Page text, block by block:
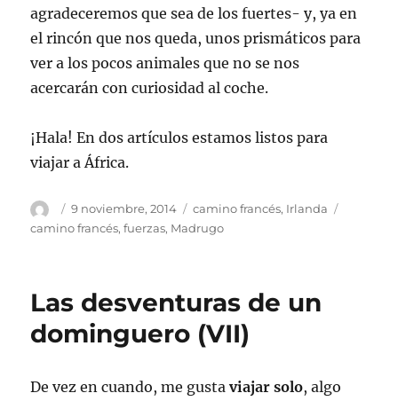
agradeceremos que sea de los fuertes- y, ya en
el rincón que nos queda, unos prismáticos para
ver a los pocos animales que no se nos
acercarán con curiosidad al coche.
¡Hala! En dos artículos estamos listos para
viajar a África.
Autor
Publicado
el
9 noviembre, 2014 Categorías
camino francés, Irlanda
camino francés,fuerzas, Madrugo
Las desventuras de un
dominguero (VII)
De vez en cuando, me gustaviajar solo, algo